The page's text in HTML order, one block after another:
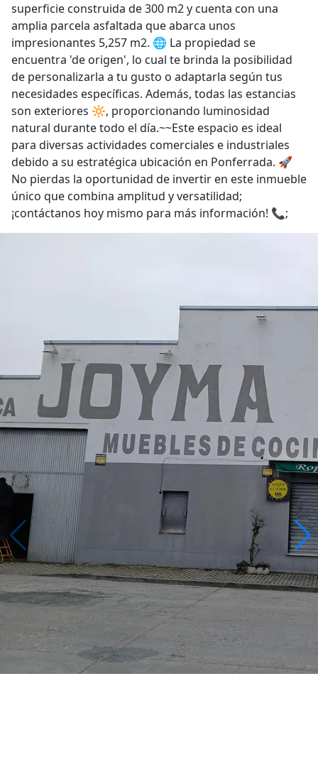
superficie construida de 300 m2 y cuenta con una
amplia parcela asfaltada que abarca unos
impresionantes 5,257 m2. 🌐 La propiedad se
encuentra 'de origen', lo cual te brinda la posibilidad
de personalizarla a tu gusto o adaptarla según tus
necesidades específicas. Además, todas las estancias
son exteriores 🔆, proporcionando luminosidad
natural durante todo el día.~~Este espacio es ideal
para diversas actividades comerciales e industriales
debido a su estratégica ubicación en Ponferrada. 🚀
No pierdas la oportunidad de invertir en este inmueble
único que combina amplitud y versatilidad;
¡contáctanos hoy mismo para más información! 📞;